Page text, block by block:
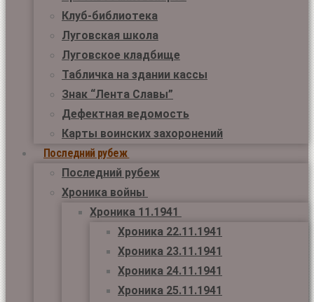
Клуб-библиотека
Луговская школа
Луговское кладбище
Табличка на здании кассы
Знак “Лента Славы”
Дефектная ведомость
Карты воинских захоронений
Последний рубеж
Последний рубеж
Хроника войны
Хроника 11.1941
Хроника 22.11.1941
Хроника 23.11.1941
Хроника 24.11.1941
Хроника 25.11.1941